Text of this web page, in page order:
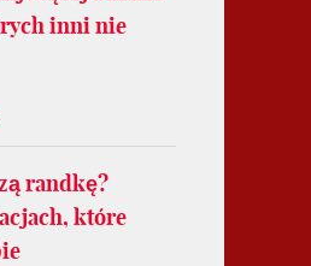
inni nie
randkę?
które